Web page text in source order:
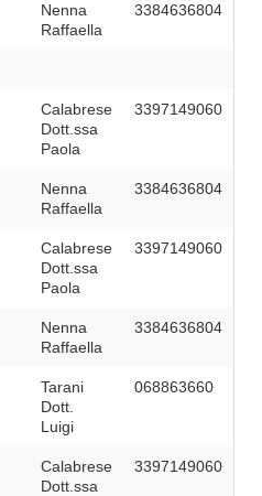
Nenna
Raffaella
3384636804
Calabrese
Dott.ssa
Paola
3397149060
Nenna
Raffaella
3384636804
Calabrese
Dott.ssa
Paola
3397149060
Nenna
Raffaella
3384636804
Tarani
Dott.
Luigi
068863660
Calabrese
Dott.ssa
3397149060